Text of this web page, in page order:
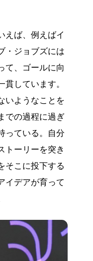
えば、例えばイ
・ジョブズには
て、ゴールに向
しています。
いようなことを
での過程に過ぎ
っている。自分
トーリーを突き
そこに投下する
イデアが育って